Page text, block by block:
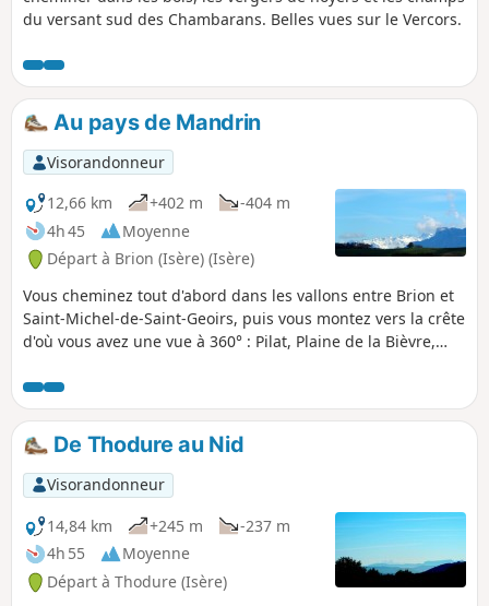
du versant sud des Chambarans. Belles vues sur le Vercors.
Au pays de Mandrin
Visorandonneur
12,66 km
+402 m
-404 m
4h 45
Moyenne
Départ à Brion (Isère) (Isère)
Vous cheminez tout d'abord dans les vallons entre Brion et
Saint-Michel-de-Saint-Geoirs, puis vous montez vers la crête
d'où vous avez une vue à 360° : Pilat, Plaine de la Bièvre,
traversez la forêt du Mouillasson avant de regagner le lieu
de stationnement.
De Thodure au Nid
Visorandonneur
14,84 km
+245 m
-237 m
4h 55
Moyenne
Départ à Thodure (Isère)